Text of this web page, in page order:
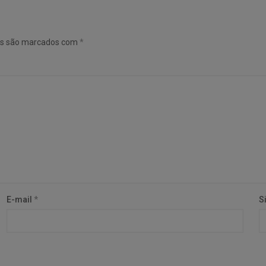
são marcados com *
E-mail *